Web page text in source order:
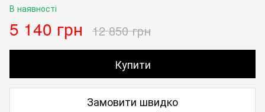
В наявності
5 140 грн 12 850 грн
Купити
Замовити швидко